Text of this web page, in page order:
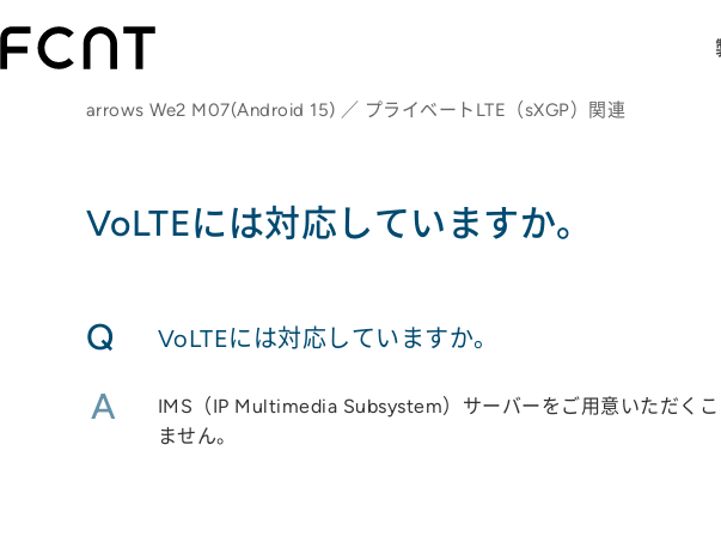
arrows We2 M07(Android 15) ／ プライベートLTE（sXGP）関連
VoLTEには対応していますか。
Q VoLTEには対応していますか。
A
IMS（IP Multimedia Subsystem）サーバーをご用意いただく
ません。